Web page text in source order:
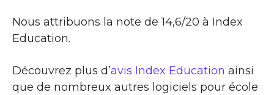
Nous attribuons la note de 14,6/20 à Index
Education.
Découvrez plus d’avis Index Education ainsi
que de nombreux autres logiciels pour école